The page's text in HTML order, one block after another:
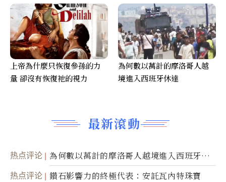
最新滾動
热点评论
為何數以萬計的摩洛哥人越境進入西班牙休
達
热点评论 鑽石影響力的終極代表：安託瓦內特珠寶
上帝為什麼只恢復參孫的力
量 卻沒有恢復祂的視力
為何數以萬計的摩洛哥人越
境進入西班牙休達